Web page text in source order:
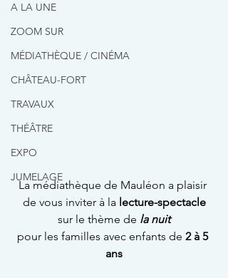
A LA UNE
ZOOM SUR
MÉDIATHÈQUE / CINÉMA
CHÂTEAU-FORT
TRAVAUX
THÉÂTRE
EXPO
JUMELAGE
La médiathèque de Mauléon a plaisir
de vous inviter à la lecture-spectacle
sur le thème de la nuit
pour les familles avec enfants de 2 à 5
ans